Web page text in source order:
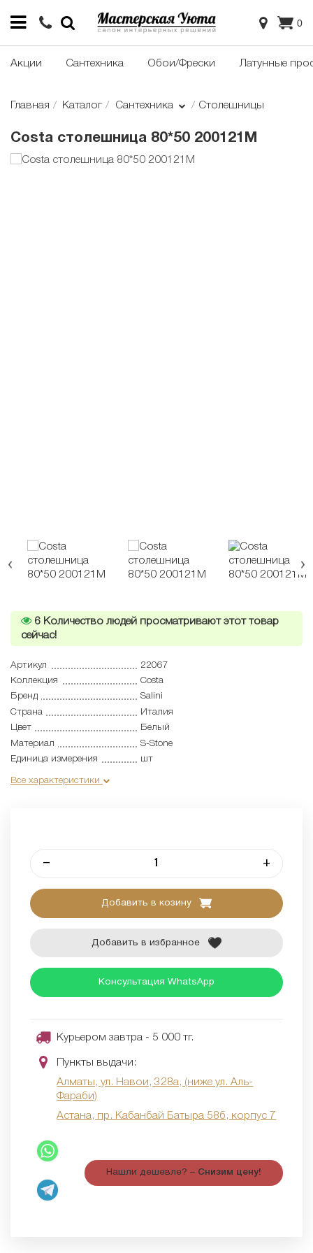
0
Акции Сантехника Обои/Фрески Латунные
Главная Каталог Сантехника Столешницы
Costa столешница 80*50 200121M
6 Количество людей просматривают этот товар
сейчас!
Артикул
22067
Коллекция
Costa
Бренд
Salini
Страна
Италия
Цвет
Белый
Материал
S-Stone
Единица измерения
шт
Все характеристики
– +
Добавить в козину
Добавить в избранное
Консультация WhatsApp
Курьером завтра - 5 000 тг.
Пункты выдачи:
Алматы, ул. Навои, 328а, (ниже ул. Аль-
Фараби)
Астана, пр. Кабанбай Батыра 58б, корпус 7
Нашли дешевле? – Снизим цену!